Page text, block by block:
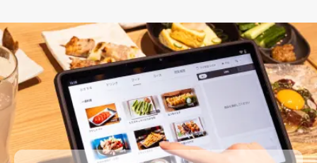
コストが適切か
POSレジの便利な機能は使いたいけどいくらかかるか
心配。そんなお悩みもご相談ください。最適なプラン
をご紹介します。